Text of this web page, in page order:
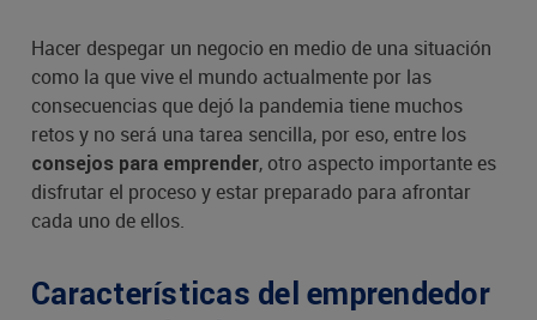
Hacer despegar un negocio en medio de una situación
como la que vive el mundo actualmente por las
consecuencias que dejó la pandemia tiene muchos
retos y no será una tarea sencilla, por eso, entre los
consejos para emprender, otro aspecto importante es
disfrutar el proceso y estar preparado para afrontar
cada uno de ellos.
Características del emprendedor